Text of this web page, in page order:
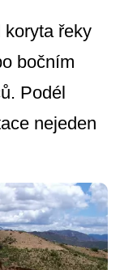
řeky
bočním
Podél
nejeden